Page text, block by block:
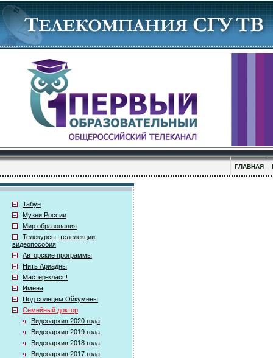
ГЛАВНАЯ
Табун
Музеи России
Мир образования
Телекурсы, телелекции,
видеопособия
Авторские программы
Нить Ариадны
Мастер-класс!
Имена
Под солнцем Ойкумены
Семейный доктор
Видеоархив 2020 года
Видеоархив 2019 года
Видеоархив 2018 года
Видеоархив 2017 года